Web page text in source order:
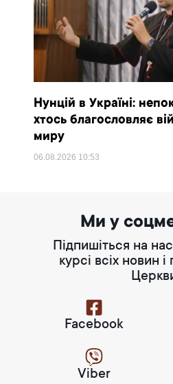
Нунцій в Україні:
хтось благословляє
миру
06.08.2026 10:53
Ми у
Підпишіться на
курсі всіх новин і
Facebook
Viber